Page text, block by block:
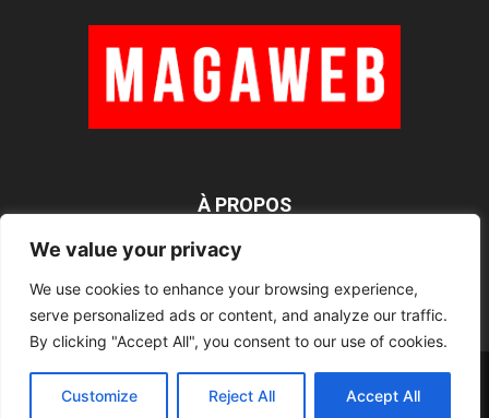
We value your privacy
We use cookies to enhance your browsing experience,
serve personalized ads or content, and analyze our traffic.
By clicking "Accept All", you consent to our use of cookies.
Customize Reject All Accept All
À PROPOS
SUIVEZ NOUS
Rédaction Contact RSS Mentions légales